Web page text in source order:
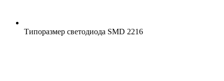
Типоразмер светодиода SMD 2216